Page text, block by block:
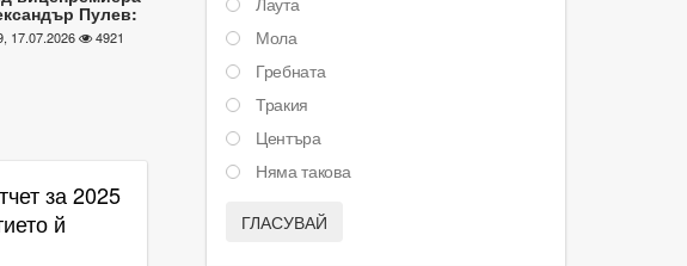
Пулев:
промени в
са
17.07.2026 4921
за 2025
й
Мола
Гребната
Тракия
Центъра
Няма такова
ГЛАСУВАЙ